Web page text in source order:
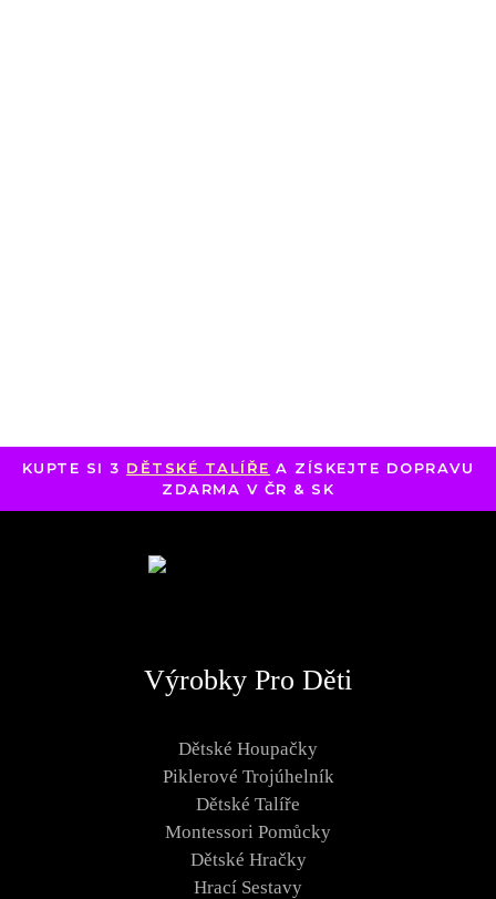
KUPTE SI 3 DĚTSKÉ TALÍŘE A ZÍSKEJTE DOPRAVU
ZDARMA V ČR & SK
Výrobky Pro Děti
Dětské Houpačky
Piklerové Trojúhelník
Dětské Talíře
Montessori Pomůcky
Dětské Hračky
Hrací Sestavy